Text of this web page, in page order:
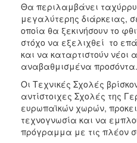
Θα περιλαμβάνει
μεγαλύτερης διάρκειας,
οποία θα ξεκινήσουν το
στόχο να εξελιχθεί το
και να καταρτιστούν νέοι
αναβαθμισμένα προσόντα.
Οι Τεχνικές Σχολές
αντίστοιχες Σχολές της
ευρωπαϊκών χωρών,
τεχνογνωσία και να
πρόγραμμα με τις πλέον